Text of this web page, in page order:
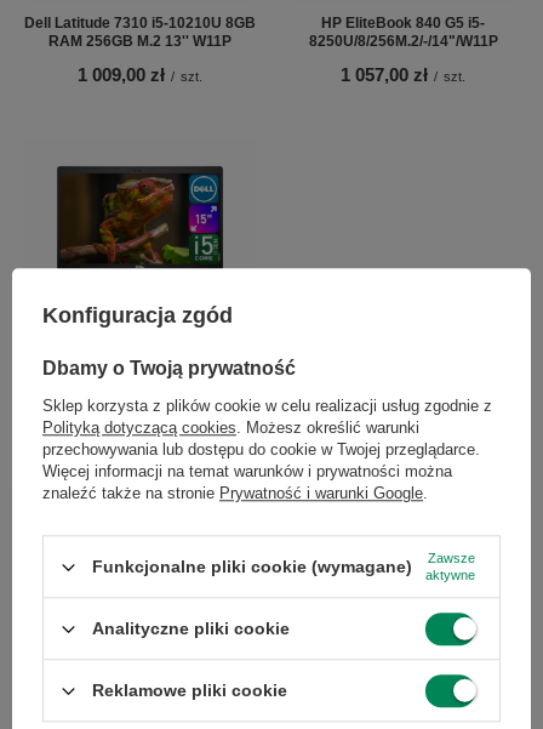
Dell Latitude 7310 i5-10210U 8GB
RAM 256GB M.2 13'' W11P
1 009,00 zł / szt.
HP EliteBook 840 G5 i5-
8250U/8/256M.2/-/14"/W11P
1 057,00 zł / szt.
256M.2 15" Win11Pro
1 345,00 zł szt.
Chcesz się w czymś upewnić lub
masz dodatkowe pytanie?
Skorzystaj z naszej pomocy!
+48 796 758 658
info@greencomputers.pl
Konfiguracja zgód
Dbamy o Twoją prywatność
Sklep korzysta z plików cookie w celu realizacji usług zgodnie z
Polityką dotyczącą cookies. Możesz określić warunki
przechowywania lub dostępu do cookie w Twojej przeglądarce.
Więcej informacji na temat warunków i prywatności można
znaleźć także na stronie Prywatność i warunki Google.
Funkcjonalne pliki cookie (wymagane)
Zawsze
aktywne
Analityczne pliki cookie
Reklamowe pliki cookie